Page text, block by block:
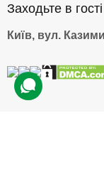
Заходьте в гості
Київ, вул.